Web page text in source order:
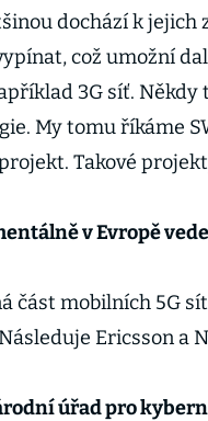
dochází k jejich
což umožní
3G síť. Někdy
My tomu říkáme
Takové
v Evropě
část mobilních 5G
Ericsson a
úřad pro